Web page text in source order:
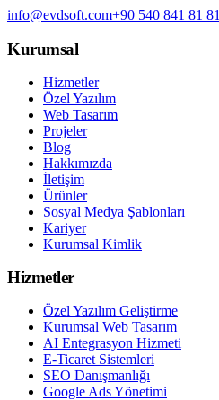
info@evdsoft.com+90 540 841 81 81
Kurumsal
Hizmetler
Özel Yazılım
Web Tasarım
Projeler
Blog
Hakkımızda
İletişim
Ürünler
Sosyal Medya Şablonları
Kariyer
Kurumsal Kimlik
Hizmetler
Özel Yazılım Geliştirme
Kurumsal Web Tasarım
AI Entegrasyon Hizmeti
E-Ticaret Sistemleri
SEO Danışmanlığı
Google Ads Yönetimi